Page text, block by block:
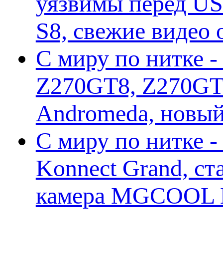
S8, свежие
С миру по нитке -
Z270GT8,
Andromeda,
С миру по нитке -
Konnect Grand,
камера MGCOOL